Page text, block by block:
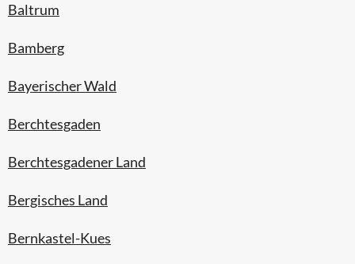
Baltrum
Bamberg
Bayerischer Wald
Berchtesgaden
Berchtesgadener Land
Bergisches Land
Bernkastel-Kues